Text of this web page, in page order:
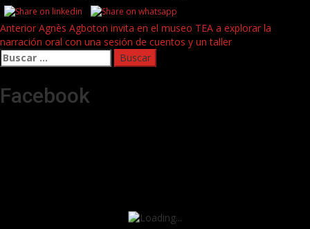
Post
navigation
Anterior Agnès Agboton invita en el museo TEA a explorar la
narración oral con una sesión de cuentos y un taller
Buscar:
Facebook